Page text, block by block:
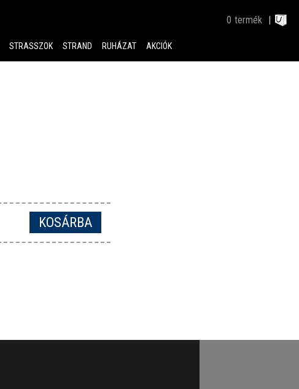
0 termék
STRASSZOK STRAND RUHÁZAT AKCIÓK
KOSÁRBA